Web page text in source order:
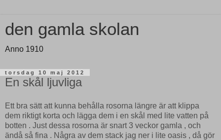
den gamla skolan
Anno 1910
torsdag 10 maj 2012
En skål ljuvliga
Ett bra sätt att kunna behålla rosorna längre är att klippa
dem riktigt korta och lägga dem i en skål med lite vatten på
botten . Just dessa rosorna är snart 3 veckor gamla , och
ändå så fina . Några av dem stack jag ner i lite oasis , då gör